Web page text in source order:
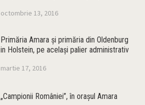
octombrie 13, 2016
Primăria Amara şi primăria din Oldenburg
in Holstein, pe acelaşi palier administrativ
martie 17, 2016
„Campionii României”, în oraşul Amara